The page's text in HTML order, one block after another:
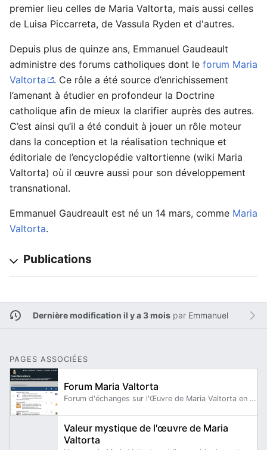
premier lieu celles de Maria Valtorta, mais aussi celles
de Luisa Piccarreta, de Vassula Ryden et d'autres.
Depuis plus de quinze ans, Emmanuel Gaudeault
administre des forums catholiques dont le forum Maria
Valtorta
. Ce rôle a été source d’enrichissement
l’amenant à étudier en profondeur la Doctrine
catholique afin de mieux la clarifier auprès des autres.
C’est ainsi qu’il a été conduit à jouer un rôle moteur
dans la conception et la réalisation technique et
éditoriale de l’encyclopédie valtortienne (wiki Maria
Valtorta) où il œuvre aussi pour son développement
transnational.
Emmanuel Gaudreault est né un 14 mars, comme Maria
Valtorta.
Publications
Dernière modification il y a 3 moispar Emmanuel
PAGES ASSOCIÉES
Forum Maria Valtorta
Forum d'échanges sur l'Œuvre de Maria Valtorta en association avec : maria-valtorta.org, Valtorta.fr, l'Association Maria Valtorta et la Fondation Héritière de Maria Valtorta Adresse : https://mariavaltorta.forumactif.com/ Langue : Français Création de la première version : automne 2004 Création de la version actuelle : mai 2021 Administrateurs : Emmanuel Gaudreault - Hélène Thils.
Valeur mystique de l'œuvre de Maria
Valtorta